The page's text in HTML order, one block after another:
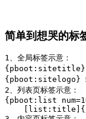
简单到想哭的标
1、全局标签示意：
{pboot:sitetitle}
{pboot:sitelogo}
2、列表页标签示意：
{pboot:list
[list:title]{/